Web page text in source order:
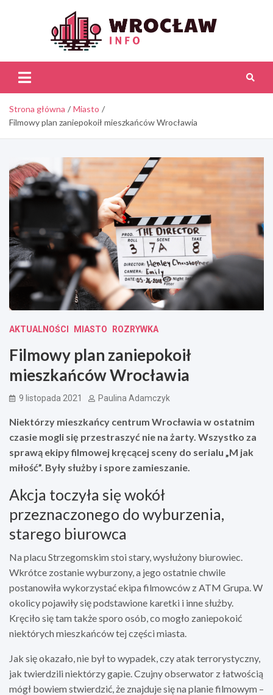
Strona główna
Miasto
Filmowy plan zaniepokoił mieszkańców Wrocławia
AKTUALNOŚCI MIASTO ROZRYWKA
Filmowy plan zaniepokoił
mieszkańców Wrocławia
9 listopada 2021 Paulina Adamczyk
Niektórzy mieszkańcy centrum Wrocławia w ostatnim
czasie mogli się przestraszyć nie na żarty. Wszystko za
sprawą ekipy filmowej kręcącej sceny do serialu „M jak
miłość”. Były służby i spore zamieszanie.
Akcja toczyła się wokół
przeznaczonego do wyburzenia,
starego biurowca
Na placu Strzegomskim stoi stary, wysłużony biurowiec.
Wkrótce zostanie wyburzony, a jego ostatnie chwile
postanowiła wykorzystać ekipa filmowców z ATM Grupa. W
okolicy pojawiły się podstawione karetki i inne służby.
Kręciło się tam także sporo osób, co mogło zaniepokoić
niektórych mieszkańców tej części miasta.
Jak się okazało, nie był to wypadek, czy atak terrorystyczny,
jak twierdzili niektórzy gapie. Czujny obserwator z łatwością
mógł bowiem stwierdzić, że znajduje się na planie filmowym –